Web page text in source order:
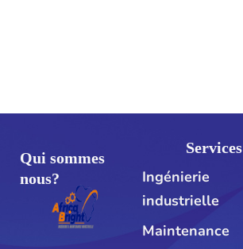
Qui sommes
nous?
Services
Ingénierie
industrielle
Maintenance